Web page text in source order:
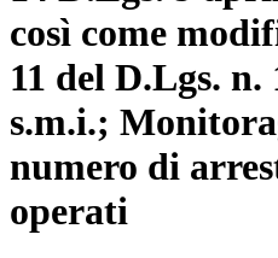
così come
11 del D.Lgs. n.
s.m.i.;
numero di
operati